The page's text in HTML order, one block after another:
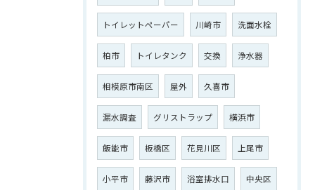
トイレットペーパー 川崎市 洗面水栓
柏市 トイレタンク 交換 浄水器
相模原市南区 屋外 久喜市
漏水調査 グリストラップ 横浜市
飯能市 板橋区 花見川区 上尾市
小平市 藤沢市 浴室排水口 中央区